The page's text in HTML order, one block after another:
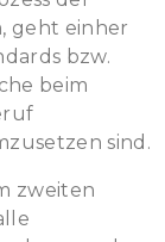
geht einher
bzw.
beim
sind.
zweiten